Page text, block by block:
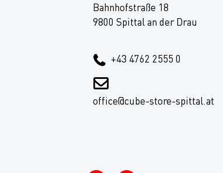
Bahnhofstraße 18
9800 Spittal an der Drau
+43 4762 2555 0
office@cube-store-spittal.at